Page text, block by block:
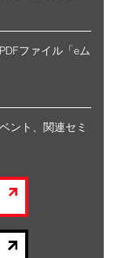
ファイル「eム
ント、関連セミ